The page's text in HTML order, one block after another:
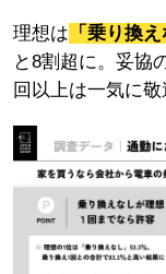
理想は 「乗り換
と8割超に。妥協
回以上は一気に敬